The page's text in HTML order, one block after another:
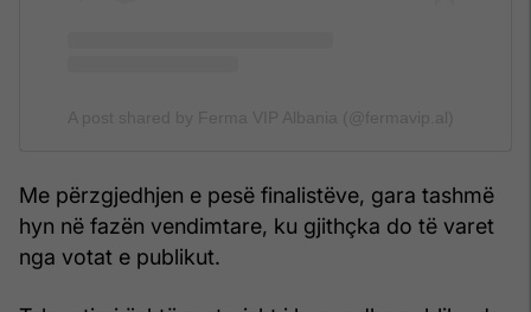
Me përzgjedhjen e pesë finalistëve, gara tashmë
hyn në fazën vendimtare, ku gjithçka do të varet
nga votat e publikut.